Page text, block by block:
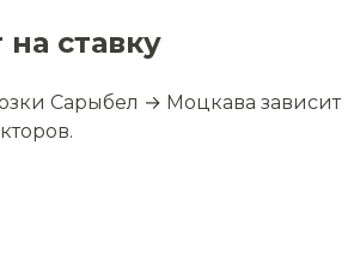
ставку
Сарыбел → Моцкава зависит